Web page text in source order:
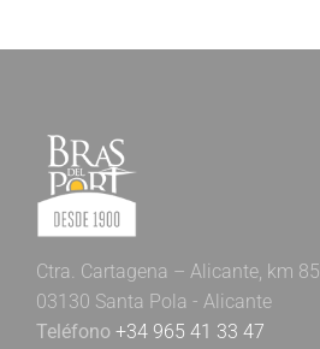
Ctra. Cartagena – Alicante, km 85
03130 Santa Pola - Alicante
Teléfono +34 965 41 33 47